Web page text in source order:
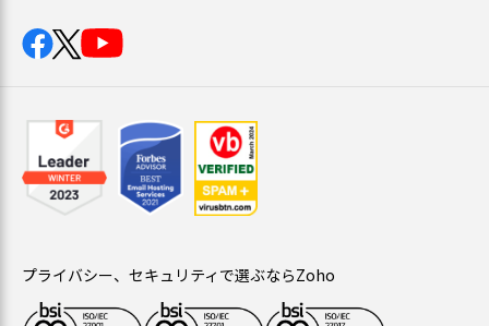
プライバシー、セキュリティで選ぶならZoho